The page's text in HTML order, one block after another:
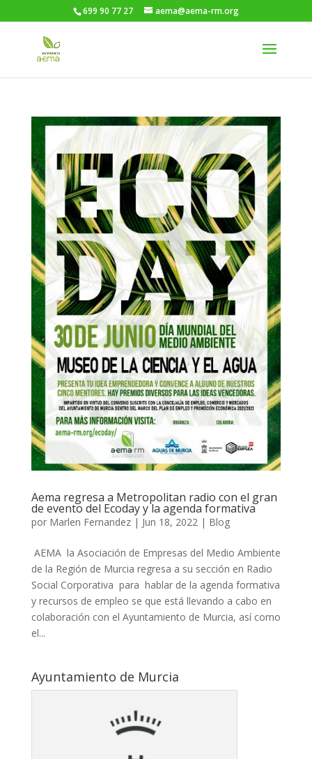
699 90 77 27 aema@aema-rm.org
Aema regresa a Metropolitan radio con el gran
de evento del Ecoday y la agenda formativa
por Marlen Fernandez| Jun 18, 2022| Blog
AEMA la Asociación de Empresas del Medio Ambiente
de la Región de Murcia regresa a su sección en Radio
Social Corporativa para hablar de la agenda formativa
y recursos de empleo se que está llevando a cabo en
colaboración con el Ayuntamiento de Murcia, así como
el...
Ayuntamiento de Murcia